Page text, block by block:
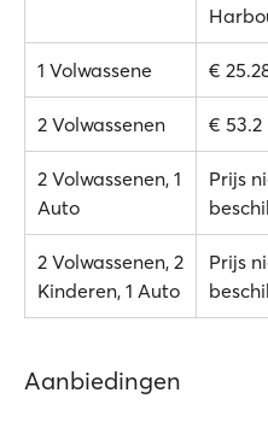
1 Volwassene €
2 Volwassenen € 53.2
2 Volwassenen, 1
Auto
Prijs
2 Volwassenen, 2
Kinderen, 1 Auto
Prijs
Aanbiedingen